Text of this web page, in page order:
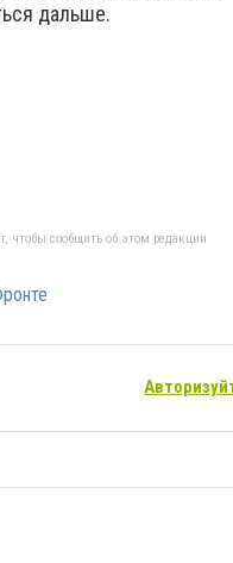
дальше.
чтобы сообщить об этом редакции